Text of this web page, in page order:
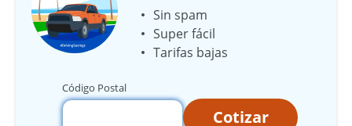
Sin spam
Super fácil
Tarifas bajas
Código Postal
Cotizar